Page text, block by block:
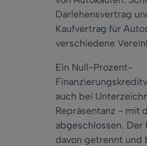
Darlehensvertrag
Kaufvertrag für
verschiedene
Ein Null-Prozent-
auch bei
Repräsentanz - mit
abgeschlossen. Der
davon getrennt und